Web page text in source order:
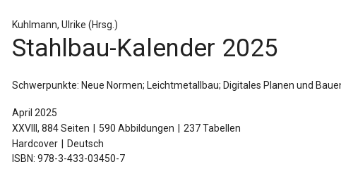
(26.11.26)
(3.12.26)
Kalender-Preisreduzierung
Bauen im Bestand
Baurecht
Zeitschriften Newsletter &
Kuhlmann, Ulrike (Hrsg.)
Stahlbau-Kalender 2025
Schwerpunkte: Neue Normen; Leichtmetallbau; Digitales Planen und
April 2025
XXVIII, 884 Seiten
590 Abbildungen
237 Tabellen
Hardcover
Deutsch
ISBN: 978-3-433-03450-7